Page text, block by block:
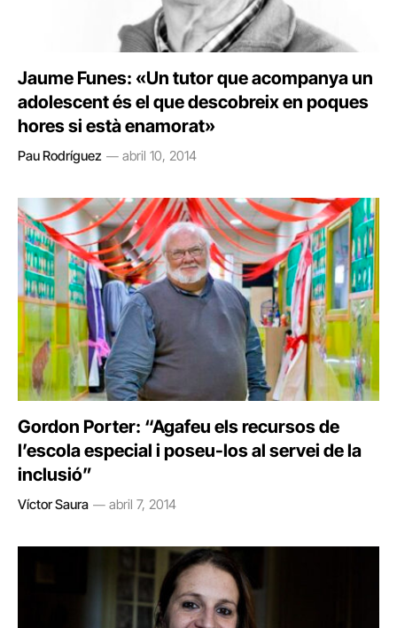
Jaume Funes: «Un tutor que acompanya un
adolescent és el que descobreix en poques
hores si està enamorat»
Pau Rodríguez abril 10, 2014
Gordon Porter: “Agafeu els recursos de
l’escola especial i poseu-los al servei de la
inclusió”
Víctor Saura abril 7, 2014